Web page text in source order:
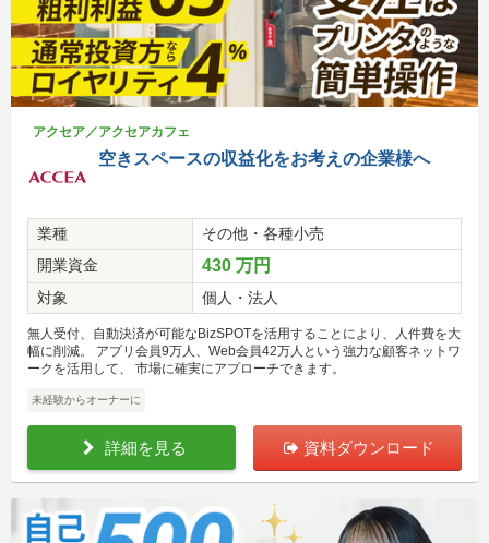
アクセア／アクセアカフェ
空きスペースの収益化をお考えの企業様へ
業種
その他・各種小売
開業資金
430 万円
対象 個人・法人
無人受付、自動決済が可能なBizSPOTを活用することにより、人件費を大
幅に削減。 アプリ会員9万人、Web会員42万人という強力な顧客ネットワ
ークを活用して、 市場に確実にアプローチできます。
未経験からオーナーに
詳細を見る 資料ダウンロード